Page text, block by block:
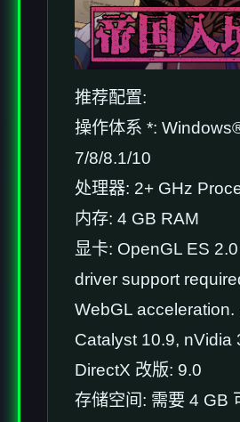
推荐配置:
操作体系 *:
7/8/8.1/10
处理器: 2+ GHz
内存: 4 GB RAM
显卡: OpenGL ES
driver support
WebGL acceleration.
Catalyst 10.9, nVidia
DirectX 改版: 9.0
存储空间: 需要 4 GB